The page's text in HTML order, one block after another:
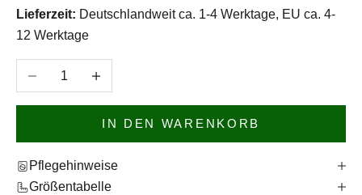
Lieferzeit: Deutschlandweit ca. 1-4 Werktage, EU ca. 4-
12 Werktage
Anzahl verringernAnzahl erhöhen
IN DEN WARENKORB
Pflegehinweise
Größentabelle